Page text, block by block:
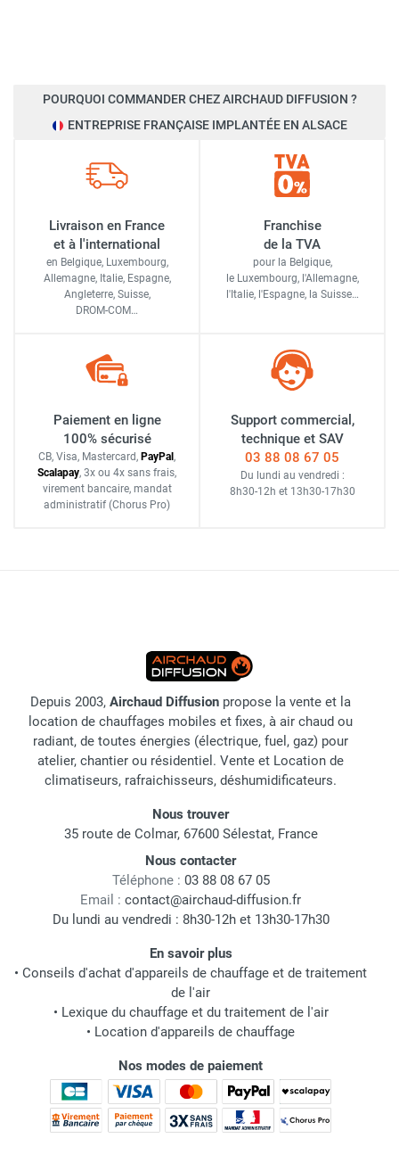
POURQUOI COMMANDER CHEZ AIRCHAUD DIFFUSION ?
ENTREPRISE FRANÇAISE IMPLANTÉE EN ALSACE
Livraison en France
et à l'international
en Belgique, Luxembourg,
Allemagne, Italie, Espagne,
Angleterre, Suisse,
DROM-COM…
Franchise
de la TVA
pour la Belgique,
le Luxembourg, l'Allemagne,
l'Italie, l'Espagne, la Suisse…
Paiement en ligne
100% sécurisé
CB, Visa, Mastercard, PayPal ,
Scalapay, 3x ou 4x sans frais,
virement bancaire, mandat
administratif (Chorus Pro)
Support commercial,
technique et SAV
03 88 08 67 05
Du lundi au vendredi :
8h30-12h et 13h30-17h30
Depuis 2003, Airchaud Diffusion propose la vente et la
location de chauffages mobiles et fixes, à air chaud ou
radiant, de toutes énergies (électrique, fuel, gaz) pour
atelier, chantier ou résidentiel. Vente et Location de
climatiseurs, rafraichisseurs, déshumidificateurs.
Nous trouver
35 route de Colmar, 67600 Sélestat, France
Nous contacter
Téléphone : 03 88 08 67 05
Email : contact@airchaud-diffusion.fr
Du lundi au vendredi : 8h30-12h et 13h30-17h30
En savoir plus
• Conseils d'achat d'appareils de chauffage et de traitement
de l'air
• Lexique du chauffage et du traitement de l'air
• Location d'appareils de chauffage
Nos modes de paiement